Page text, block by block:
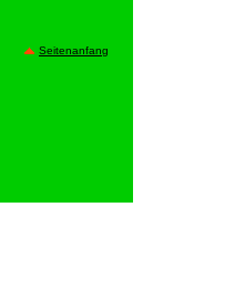
Seitenanfang